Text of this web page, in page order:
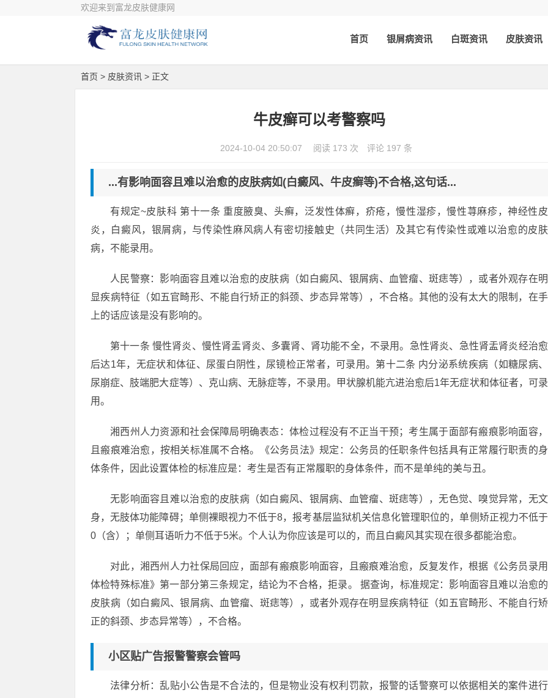
欢迎来到富龙皮肤健康网
首页 银屑病资讯 白斑资讯 皮肤资讯
首页 > 皮肤资讯 > 正文
牛皮癣可以考警察吗
2024-10-04 20:50:07 阅读 173 次 评论 197 条
...有影响面容且难以治愈的皮肤病如(白癜风、牛皮癣等)不合格,这句话...
有规定~皮肤科 第十一条 重度腋臭、头癣，泛发性体癣，疥疮，慢性湿疹，慢性荨麻疹，神经性皮
炎，白癜风，银屑病，与传染性麻风病人有密切接触史（共同生活）及其它有传染性或难以治愈的皮肤
病，不能录用。
人民警察：影响面容且难以治愈的皮肤病（如白癜风、银屑病、血管瘤、斑痣等），或者外观存在明
显疾病特征（如五官畸形、不能自行矫正的斜颈、步态异常等），不合格。其他的没有太大的限制，在手
上的话应该是没有影响的。
第十一条 慢性肾炎、慢性肾盂肾炎、多囊肾、肾功能不全，不录用。急性肾炎、急性肾盂肾炎经治愈
后达1年，无症状和体征、尿蛋白阴性，尿镜检正常者，可录用。第十二条 内分泌系统疾病（如糖尿病、
尿崩症、肢端肥大症等）、克山病、无脉症等，不录用。甲状腺机能亢进治愈后1年无症状和体征者，可录
用。
湘西州人力资源和社会保障局明确表态：体检过程没有不正当干预；考生属于面部有瘢痕影响面容，
且瘢痕难治愈，按相关标准属不合格。《公务员法》规定：公务员的任职条件包括具有正常履行职责的身
体条件，因此设置体检的标准应是：考生是否有正常履职的身体条件，而不是单纯的美与丑。
无影响面容且难以治愈的皮肤病（如白癜风、银屑病、血管瘤、斑痣等），无色觉、嗅觉异常，无文
身，无肢体功能障碍；单侧裸眼视力不低于8，报考基层监狱机关信息化管理职位的，单侧矫正视力不低于
0（含）；单侧耳语听力不低于5米。个人认为你应该是可以的，而且白癜风其实现在很多都能治愈。
对此，湘西州人力社保局回应，面部有瘢痕影响面容，且瘢痕难治愈，反复发作，根据《公务员录用
体检特殊标准》第一部分第三条规定，结论为不合格，拒录。 据查询，标准规定：影响面容且难以治愈的
皮肤病（如白癜风、银屑病、血管瘤、斑痣等），或者外观存在明显疾病特征（如五官畸形、不能自行矫
正的斜颈、步态异常等），不合格。
小区贴广告报警警察会管吗
法律分析：乱贴小公告是不合法的，但是物业没有权利罚款，报警的话警察可以依据相关的案件进行